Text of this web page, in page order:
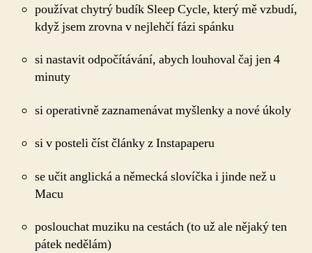
používat chytrý budík Sleep Cycle, který mě vzbudí,
když jsem zrovna v nejlehčí fázi spánku
si nastavit odpočítávání, abych louhoval čaj jen 4
minuty
si operativně zaznamenávat myšlenky a nové úkoly
si v posteli číst články z Instapaperu
se učit anglická a německá slovíčka i jinde než u
Macu
poslouchat muziku na cestách (to už ale nějaký ten
pátek nedělám)